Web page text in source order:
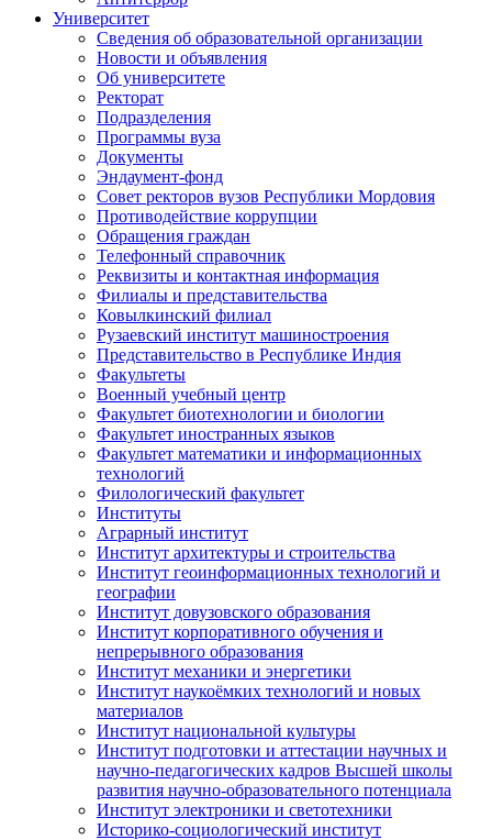
Университет
Сведения об образовательной организации
Новости и объявления
Об университете
Ректорат
Подразделения
Программы вуза
Документы
Эндаумент-фонд
Совет ректоров вузов Республики Мордовия
Противодействие коррупции
Обращения граждан
Телефонный справочник
Реквизиты и контактная информация
Филиалы и представительства
Ковылкинский филиал
Рузаевский институт машиностроения
Представительство в Республике Индия
Факультеты
Военный учебный центр
Факультет биотехнологии и биологии
Факультет иностранных языков
Факультет математики и информационных
технологий
Филологический факультет
Институты
Аграрный институт
Институт архитектуры и строительства
Институт геоинформационных технологий и
географии
Институт довузовского образования
Институт корпоративного обучения и
непрерывного образования
Институт механики и энергетики
Институт наукоёмких технологий и новых
материалов
Институт национальной культуры
Институт подготовки и аттестации научных и
научно-педагогических кадров Высшей школы
развития научно-образовательного потенциала
Институт электроники и светотехники
Историко-социологический институт